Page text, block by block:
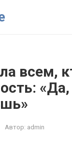
всем,
«Да,
Автор: admin